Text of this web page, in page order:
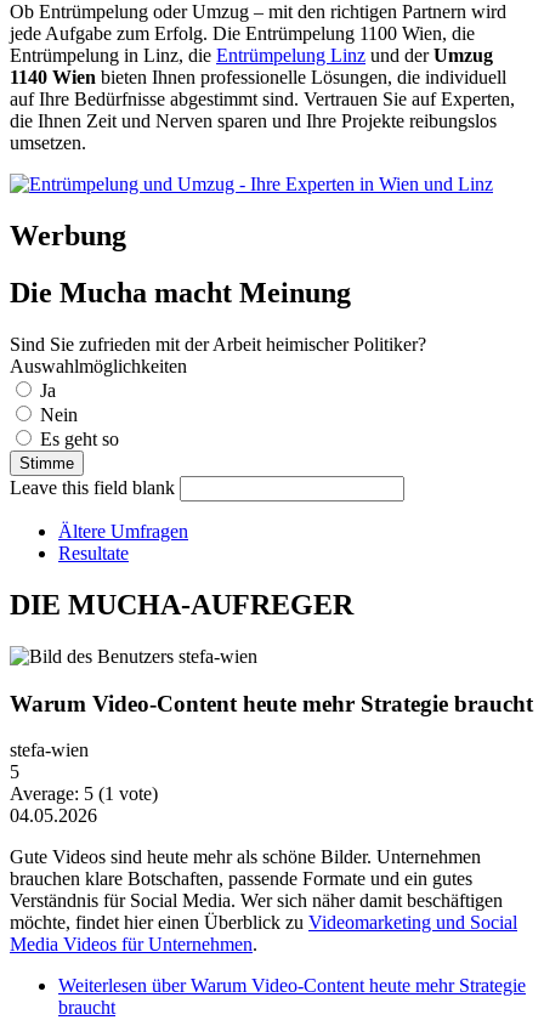
Ob Entrümpelung oder Umzug – mit den richtigen Partnern wird
jede Aufgabe zum Erfolg. Die Entrümpelung 1100 Wien, die
Entrümpelung in Linz, die Entrümpelung Linz und derUmzug
1140 Wien bieten Ihnen professionelle Lösungen, die individuell
auf Ihre Bedürfnisse abgestimmt sind. Vertrauen Sie auf Experten,
die Ihnen Zeit und Nerven sparen und Ihre Projekte reibungslos
umsetzen.
Werbung
Die Mucha macht Meinung
Sind Sie zufrieden mit der Arbeit heimischer Politiker?
Auswahlmöglichkeiten
Ja
Nein
Es geht so
Leave this field blank
Ältere Umfragen
Resultate
DIE MUCHA-AUFREGER
Warum Video-Content heute mehr Strategie braucht
stefa-wien
5
Average: 5 (1 vote)
04.05.2026
Gute Videos sind heute mehr als schöne Bilder. Unternehmen
brauchen klare Botschaften, passende Formate und ein gutes
Verständnis für Social Media. Wer sich näher damit beschäftigen
möchte, findet hier einen Überblick zu Videomarketing und Social
Media Videos für Unternehmen.
Weiterlesen über Warum Video-Content heute mehr Strategie
braucht